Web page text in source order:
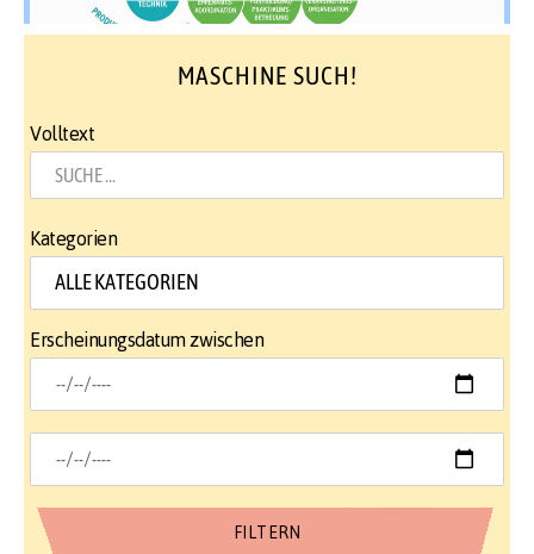
MASCHINE SUCH!
Volltext
Kategorien
Erscheinungsdatum zwischen